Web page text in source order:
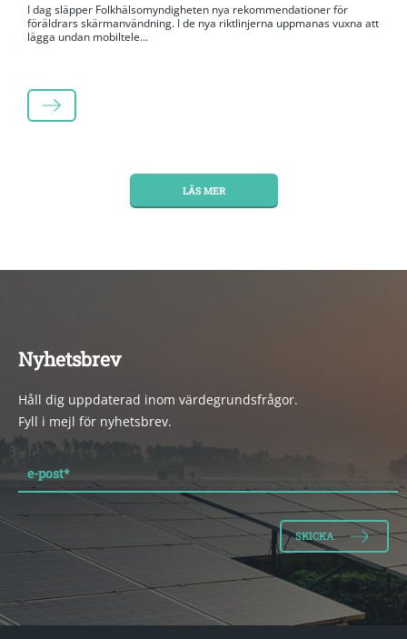
I dag släpper Folkhälsomyndigheten nya rekommendationer för
föräldrars skärmanvändning. I de nya riktlinjerna uppmanas vuxna att
lägga undan mobiltele...
LÄS MER
LÄS MER
Nyhetsbrev
Håll dig uppdaterad inom värdegrundsfrågor.
Fyll i mejl för nyhetsbrev.
e-post*